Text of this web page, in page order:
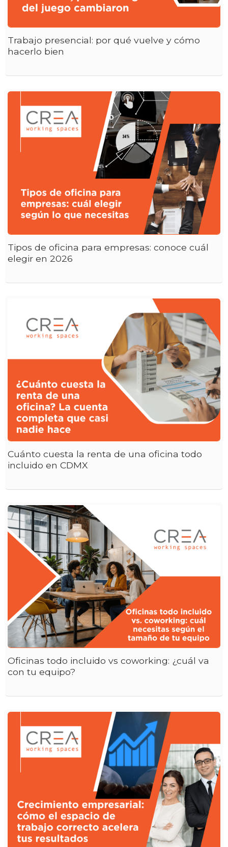
Trabajo presencial: por qué vuelve y cómo
hacerlo bien
Tipos de oficina para empresas: conoce cuál
elegir en 2026
Cuánto cuesta la renta de una oficina todo
incluido en CDMX
Oficinas todo incluido vs coworking: ¿cuál va
con tu equipo?